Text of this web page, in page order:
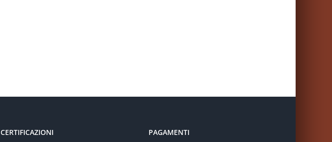
CERTIFICAZIONI PAGAMENTI